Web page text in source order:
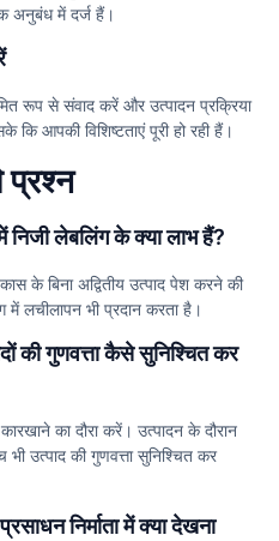
अनुबंध में दर्ज हैं।
रूप से संवाद करें और उत्पादन प्रक्रिया
कि आपकी विशिष्टताएं पूरी हो रही हैं।
निजी लेबलिंग के क्या लाभ हैं?
के बिना अद्वितीय उत्पाद पेश करने की
में लचीलापन भी प्रदान करता है।
की गुणवत्ता कैसे सुनिश्चित कर
का दौरा करें। उत्पादन के दौरान
उत्पाद की गुणवत्ता सुनिश्चित कर
निर्माता में क्या देखना